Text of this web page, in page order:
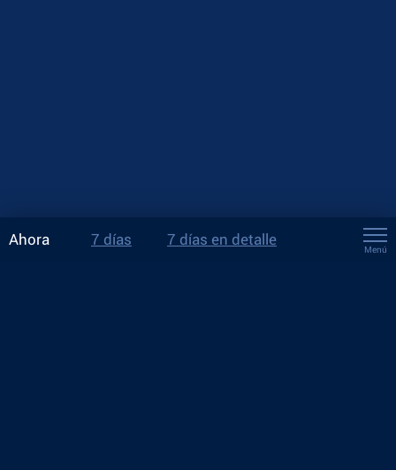
Ahora 7 días 7 días en detalle
Menú